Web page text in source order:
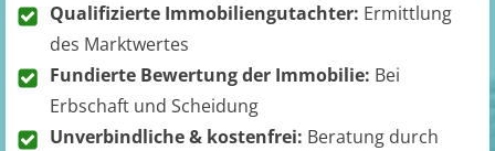
Qualifizierte Immobiliengutachter: Ermittlung
des Marktwertes
Fundierte Bewertung der Immobilie: Bei
Erbschaft und Scheidung
Unverbindliche & kostenfrei: Beratung durch